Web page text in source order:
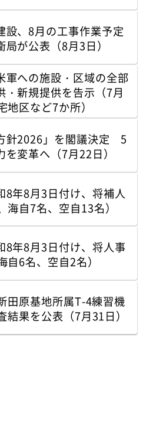
設、8月の工事作業予定
が公表（8月3日）
軍への施設・区域の全部
・新規提供を告示（7月
区など7か所）
針2026」を閣議決定 5
変革へ（7月22日）
年8月3日付け、将補人
海自7名、空自13名）
年8月3日付け、将人事
自6名、空自2名）
田原基地所属T-4練習機
結果を公表（7月31日）